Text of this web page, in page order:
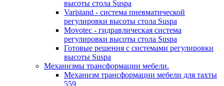
высоты стола Suspa
Varistand - система пневматической
регулировки высоты стола Suspa
Movotec - гидравлическая система
регулировки высоты стола Suspa
Готовые решения с системами регулировки
высоты Suspa
Механизмы трансформации мебели.
Механизм трансформации мебели для тахты
559